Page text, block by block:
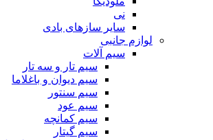
نی
سایر سازهای بادی
لوازم جانبی
سیم آلات
سیم تار و سه تار
سیم دیوان و باغلاما
سیم سنتور
سیم عود
سیم کمانچه
سیم گیتار